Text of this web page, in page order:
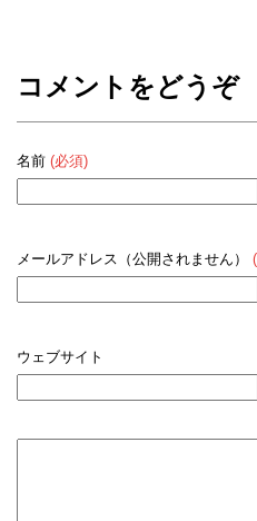
コメントをどうぞ
名前 (必須)
メールアドレス（公開されません）
ウェブサイト